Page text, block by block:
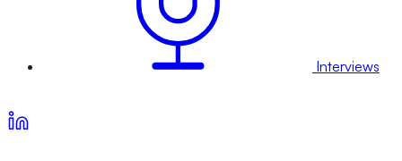
Interviews